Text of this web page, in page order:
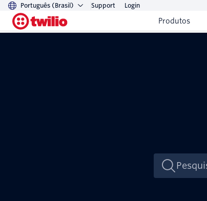
Português (Brasil) Support Login
Produtos